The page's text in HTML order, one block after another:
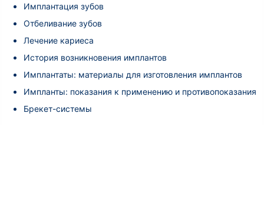
Имплантация зубов
Отбеливание зубов
Лечение кариеса
История возникновения имплантов
Имплантаты: материалы для изготовления имплантов
Импланты: показания к применению и противопоказания
Брекет-системы